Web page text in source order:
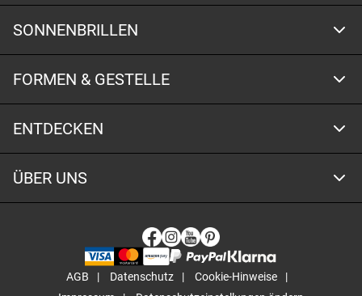
SONNENBRILLEN
FORMEN & GESTELLE
ENTDECKEN
ÜBER UNS
AGB Datenschutz
Cookie-Hinweise